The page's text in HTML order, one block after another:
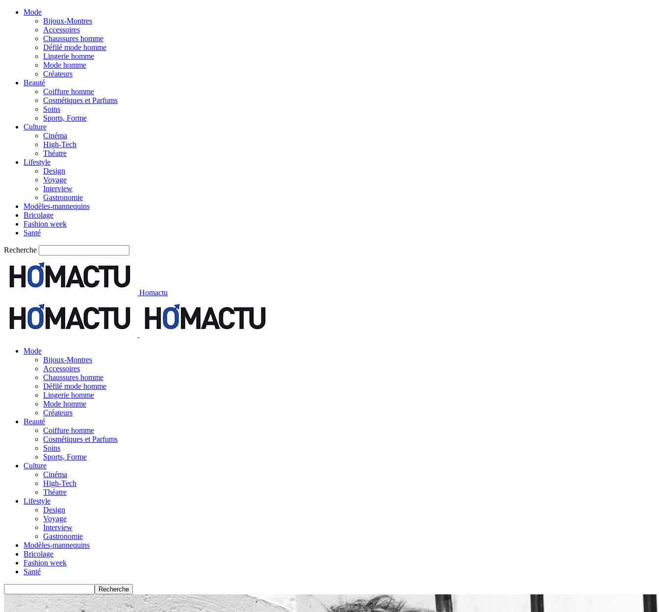
Mode
Bijoux-Montres
Accessoires
Chaussures homme
Défilé mode homme
Lingerie homme
Mode homme
Créateurs
Beauté
Coiffure homme
Cosmétiques et Parfums
Soins
Sports, Forme
Culture
Cinéma
High-Tech
Théatre
Lifestyle
Design
Voyage
Interview
Gastronomie
Modèles-mannequins
Bricolage
Fashion week
Santé
Recherche
Homactu
Mode
Bijoux-Montres
Accessoires
Chaussures homme
Défilé mode homme
Lingerie homme
Mode homme
Créateurs
Beauté
Coiffure homme
Cosmétiques et Parfums
Soins
Sports, Forme
Culture
Cinéma
High-Tech
Théatre
Lifestyle
Design
Voyage
Interview
Gastronomie
Modèles-mannequins
Bricolage
Fashion week
Santé